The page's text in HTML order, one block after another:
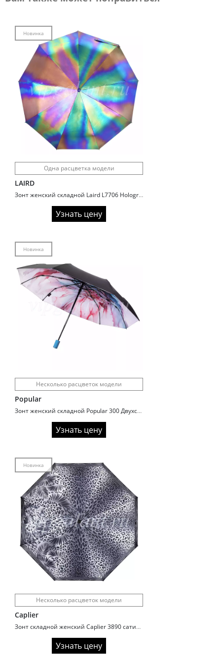
Новинка
Одна расцветка модели
LAIRD
Зонт женский складной Laird L7706 Hologram
Узнать цену
Новинка
Несколько расцветок модели
Popular
Зонт женский складной Popular 300 Двухсторонний купол
Узнать цену
Новинка
Несколько расцветок модели
Caplier
Зонт складной женский Caplier 3890 сатиновый
Узнать цену